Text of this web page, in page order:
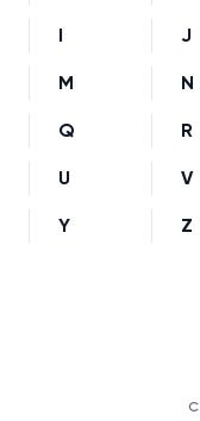
I J
M N
Q R
U V
Y Z